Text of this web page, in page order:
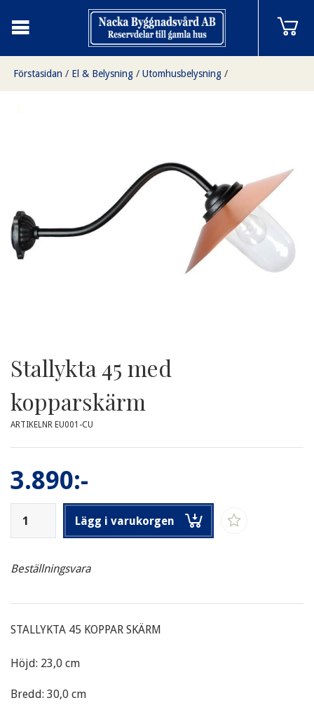
Förstasidan / El & Belysning / Utomhusbelysning /
Stallykta 45 med
kopparskärm
ARTIKELNR EU001-CU
3.890:-
Lägg i varukorgen
Beställningsvara
STALLYKTA 45 KOPPAR SKÄRM
Höjd: 23,0 cm
Bredd: 30,0 cm